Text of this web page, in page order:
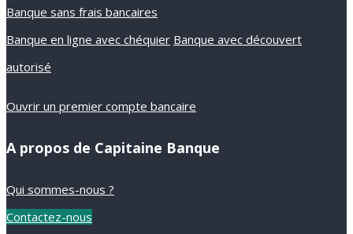
Banque sans frais bancaires
Banque en ligne avec chéquier Banque avec découvert
autorisé
Ouvrir un premier compte bancaire
A propos de Capitaine Banque
Qui sommes-nous ?
Contactez-nous